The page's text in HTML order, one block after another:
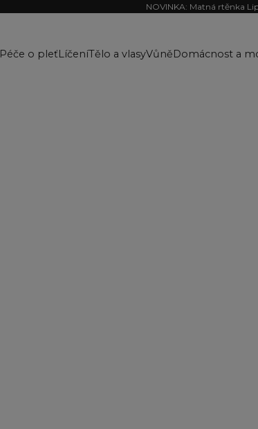
NOVINKA: Matná rtěnka
Péče o pleťLíčeníTělo a vlasyVůněDomácnost a